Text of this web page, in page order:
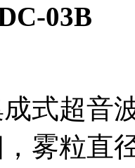
03B
式超音
雾粒直